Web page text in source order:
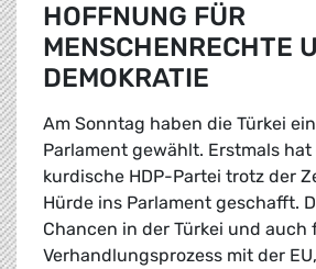
HOFFNUNG FÜR
MENSCHENRECHTE
DEMOKRATIE
Am Sonntag haben die Türkei
Parlament gewählt. Erstmals
kurdische HDP-Partei trotz der
Hürde ins Parlament geschafft.
Chancen in der Türkei und auch
Verhandlungsprozess mit der